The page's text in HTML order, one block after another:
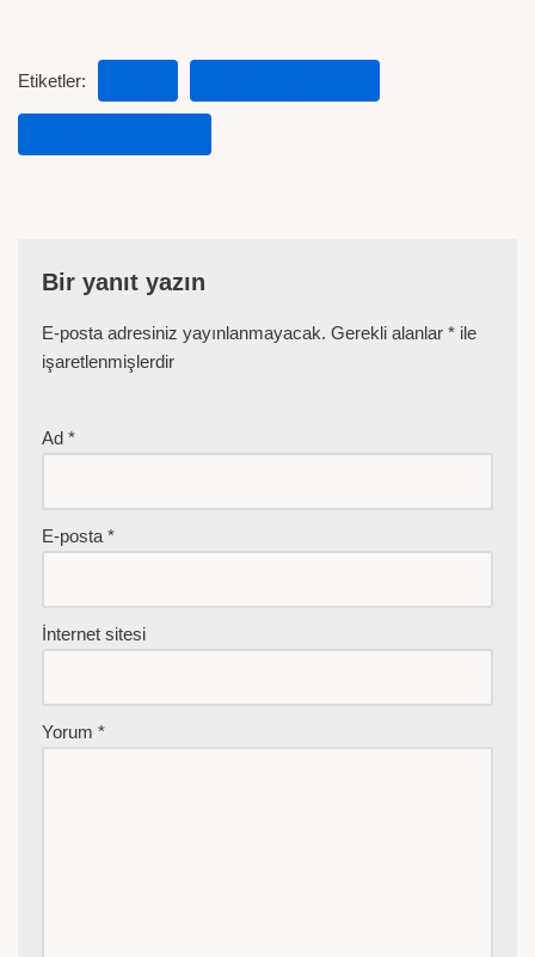
Etiketler:
Bir yanıt yazın
E-posta adresiniz yayınlanmayacak. Gerekli alanlar * ile
işaretlenmişlerdir
Ad *
E-posta *
İnternet sitesi
Yorum *